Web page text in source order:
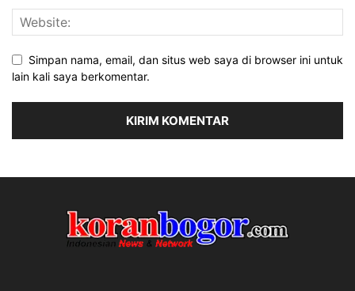
Simpan nama, email, dan situs web saya di browser ini untuk
lain kali saya berkomentar.